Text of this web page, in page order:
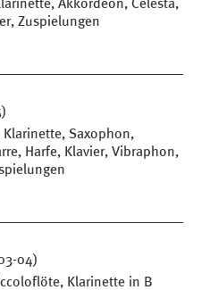
Zuspielungen
Saxophon,
Harfe, Klavier, Vibraphon,
04)
Klarinette in B